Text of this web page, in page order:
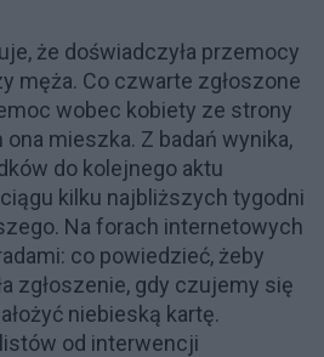
że doświadczyła przemocy
męża. Co czwarte zgłoszone
wobec kobiety ze strony
mieszka. Z badań wynika,
do kolejnego aktu
kilku najbliższych tygodni
Na forach internetowych
co powiedzieć, żeby
zgłoszenie, gdy czujemy się
niebieską kartę.
od interwencji